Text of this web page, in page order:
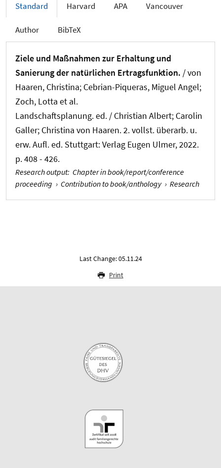
Standard Harvard APA Vancouver
Author BibTeX
Ziele und Maßnahmen zur Erhaltung und
Sanierung der natürlichen Ertragsfunktion. / von
Haaren, Christina; Cebrian-Piqueras, Miguel Angel;
Zoch, Lotta et al.
Landschaftsplanung. ed. / Christian Albert; Carolin
Galler; Christina von Haaren. 2. vollst. überarb. u.
erw. Aufl. ed. Stuttgart: Verlag Eugen Ulmer, 2022.
p. 408 - 426.
Research output: Chapter in book/report/conference
proceeding › Contribution to book/anthology › Research
Last Change: 05.11.24
Print